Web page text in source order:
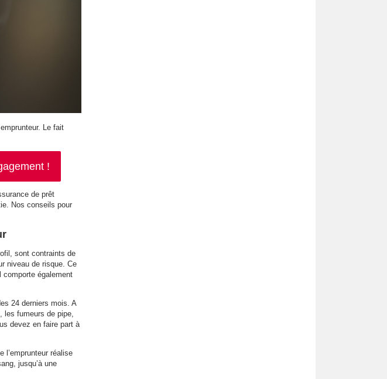
Le fait
!
de prêt
Nos conseils pour
sont contraints de
niveau de risque. Ce
également
24 derniers mois. A
les fumeurs de pipe,
devez en faire part à
l’emprunteur réalise
jusqu’à une